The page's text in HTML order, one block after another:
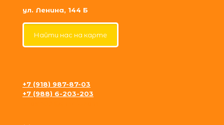
ул. Ленина, 144 Б
Найти нас на карте
+7 (918) 987-87-03
+7 (988) 6-203-203